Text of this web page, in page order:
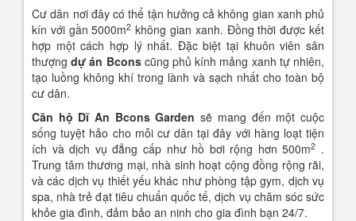
Cư dân nơi đây có thể tận hưởng cả không gian xanh phủ
kín với gần 5000m2 không gian xanh. Đồng thời được kết
hợp một cách hợp lý nhất. Đặc biệt tại khuôn viên sân
thượngdự án Bconscũng phủ kính mảng xanh tự nhiên,
tạo luồng không khí trong lành và sạch nhất cho toàn bộ
cư dân.
Căn hộ Dĩ An Bcons Garden sẽ mang đến một cuộc
sống tuyệt hảo cho mỗi cư dân tại đây với hàng loạt tiện
ích và dịch vụ đẳng cấp như hồ bơi rộng hơn 500m2 .
Trung tâm thương mại, nhà sinh hoạt cộng đồng rộng rãi,
và các dịch vụ thiết yếu khác như phòng tập gym, dịch vụ
spa, nhà trẻ đạt tiêu chuẩn quốc tế, dịch vụ chăm sóc sức
khỏe gia đình, đảm bảo an ninh cho gia đình bạn 24/7.